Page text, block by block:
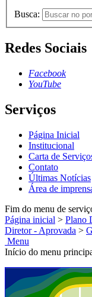
Busca:
Redes Sociais
Facebook
YouTube
Serviços
Página Inicial
Institucional
Carta de
Contato
Últimas Notícias
Área de
Fim do menu de
Página inicial > Plano
Diretor - Aprovada >
Menu
Início do menu